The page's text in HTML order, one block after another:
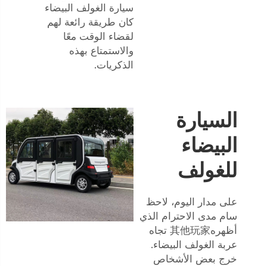
سيارة الغولف البيضاء
كان طريقة رائعة لهم
لقضاء الوقت معًا
والاستمتاع بهذه
الذكريات.
السيارة
البيضاء
للغولف
على مدار اليوم، لاحظ
سام مدى الاحترام الذي
أظهره其他玩家 تجاه
عربة الغولف البيضاء.
خرج بعض الأشخاص